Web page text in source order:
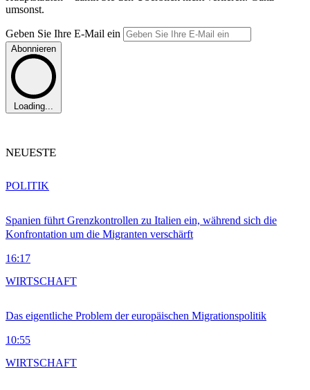
umsonst.
Geben Sie Ihre E-Mail ein
Abonnieren
Loading...
NEUESTE
Spanien führt Grenzkontrollen zu Italien ein, während sich die
Konfrontation um die Migranten verschärft
16:17
POLITIK
Das eigentliche Problem der europäischen Migrationspolitik
10:55
WIRTSCHAFT
WIRTSCHAFT